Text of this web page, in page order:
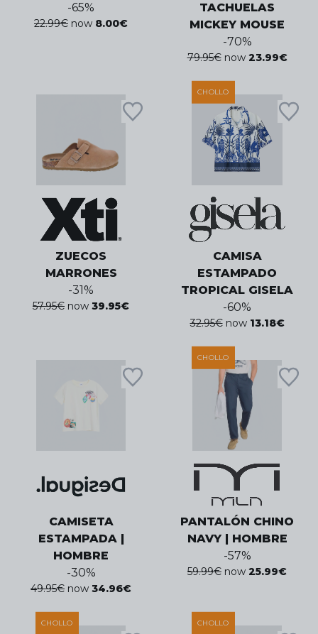
-65%
22.99€ now 8.00€
TACHUELAS
MICKEY MOUSE
-70%
79.95€ now 23.99€
ZUECOS
MARRONES
-31%
57.95€ now 39.95€
CHOLLO
CAMISA
ESTAMPADO
TROPICAL GISELA
-60%
32.95€ now 13.18€
CAMISETA
ESTAMPADA |
HOMBRE
-30%
49.95€ now 34.96€
CHOLLO
PANTALÓN CHINO
NAVY | HOMBRE
-57%
59.99€ now 25.99€
CHOLLO CHOLLO